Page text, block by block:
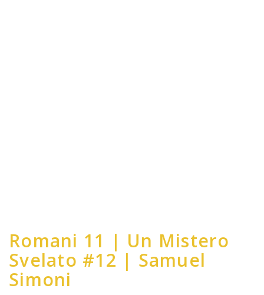
Romani 11 | Un Mistero
Svelato #12 | Samuel
Simoni